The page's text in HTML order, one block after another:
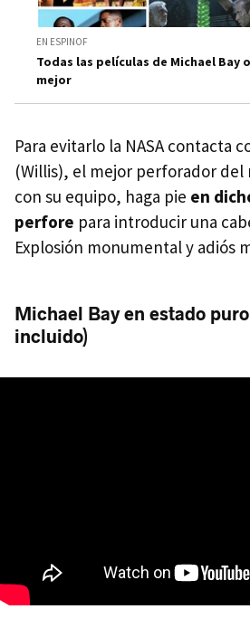
EN ESPINOF
Todas las películas de Michael Bay
mejor
Para evitarlo la NASA contacta
(Willis), el mejor perforador del
con su equipo, haga pie en
perfore para introducir una
Explosión monumental y adiós
Michael Bay en estado
incluido)